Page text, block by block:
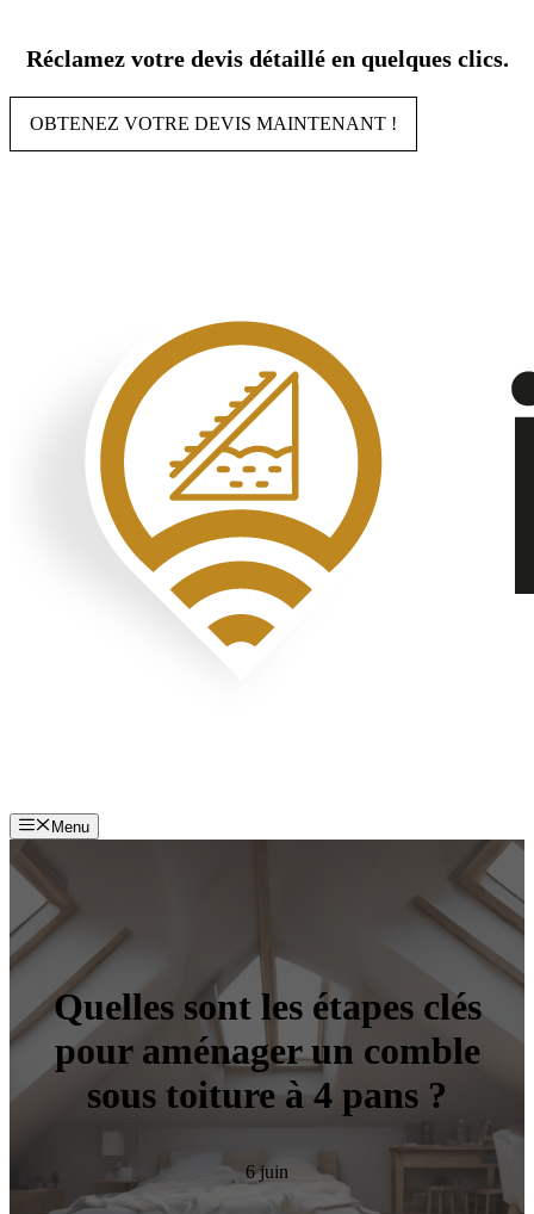
contenu
Réclamez votre devis détaillé en quelques clics.
OBTENEZ VOTRE DEVIS MAINTENANT !
Menu
Quelles sont les étapes clés
pour aménager un comble
sous toiture à 4 pans ?
6 juin